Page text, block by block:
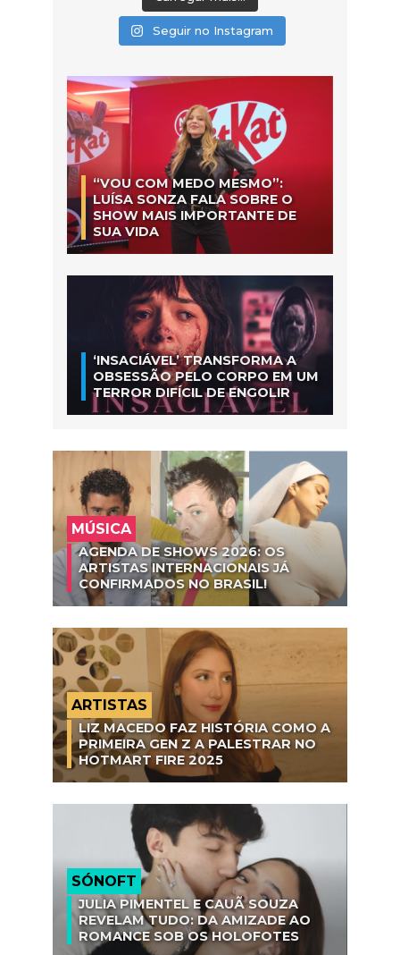
Seguir no Instagram
“VOU COM MEDO MESMO”:
LUÍSA SONZA FALA SOBRE O
SHOW MAIS IMPORTANTE DE
SUA VIDA
‘INSACIÁVEL’ TRANSFORMA A
OBSESSÃO PELO CORPO EM UM
TERROR DIFÍCIL DE ENGOLIR
MÚSICA
AGENDA DE SHOWS 2026: OS
ARTISTAS INTERNACIONAIS JÁ
CONFIRMADOS NO BRASIL!
ARTISTAS
LIZ MACEDO FAZ HISTÓRIA COMO A
PRIMEIRA GEN Z A PALESTRAR NO
HOTMART FIRE 2025
SÓNOFT
JULIA PIMENTEL E CAUÃ SOUZA
REVELAM TUDO: DA AMIZADE AO
ROMANCE SOB OS HOLOFOTES